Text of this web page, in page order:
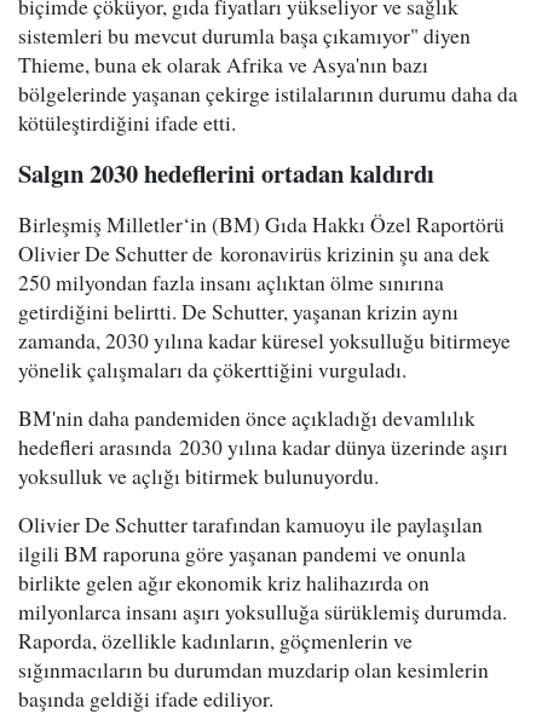
biçimde çöküyor, gıda fiyatları yükseliyor ve sağlık
sistemleri bu mevcut durumla başa çıkamıyor" diyen
Thieme, buna ek olarak Afrika ve Asya'nın bazı
bölgelerinde yaşanan çekirge istilalarının durumu daha da
kötüleştirdiğini ifade etti.
Salgın 2030 hedeflerini ortadan kaldırdı
Birleşmiş Milletler‘in (BM) Gıda Hakkı Özel Raportörü
Olivier De Schutter de koronavirüs krizinin şu ana dek
250 milyondan fazla insanı açlıktan ölme sınırına
getirdiğini belirtti. De Schutter, yaşanan krizin aynı
zamanda, 2030 yılına kadar küresel yoksulluğu bitirmeye
yönelik çalışmaları da çökerttiğini vurguladı.
BM'nin daha pandemiden önce açıkladığı devamlılık
hedefleri arasında 2030 yılına kadar dünya üzerinde aşırı
yoksulluk ve açlığı bitirmek bulunuyordu.
Olivier De Schutter tarafından kamuoyu ile paylaşılan
ilgili BM raporuna göre yaşanan pandemi ve onunla
birlikte gelen ağır ekonomik kriz halihazırda on
milyonlarca insanı aşırı yoksulluğa sürüklemiş durumda.
Raporda, özellikle kadınların, göçmenlerin ve
sığınmacıların bu durumdan muzdarip olan kesimlerin
başında geldiği ifade ediliyor.